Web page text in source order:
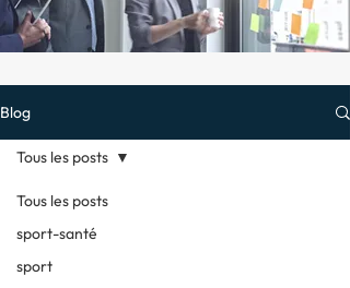
Blog
Tous les posts
sport-santé
sport
Tous les posts